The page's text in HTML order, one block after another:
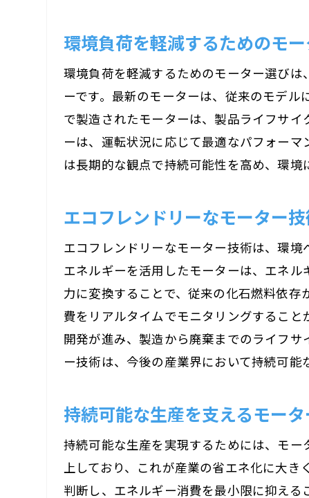
環境負荷を軽減するためのモ
環境負荷を軽減するためのモーター選び
ーです。最新のモーターは、従来のモデ
で製造されたモーターは、製品ライフサ
ーは、運転状況に応じて最適なパフォー
は長期的な観点で持続可能性を高め、環境
エコフレンドリーなモーター
エコフレンドリーなモーター技術は、環
エネルギーを活用したモーターは、エネ
力に変換することで、従来の化石燃料依
費をリアルタイムでモニタリングするこ
開発が進み、製造から廃棄までのライフ
ー技術は、今後の産業界において持続可能
持続可能な生産を支えるモー
持続可能な生産を実現するためには、モ
上しており、これが産業の省エネ化に大
判断し、エネルギー消費を最小限に抑え